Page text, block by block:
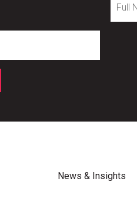
Name
News & Insights